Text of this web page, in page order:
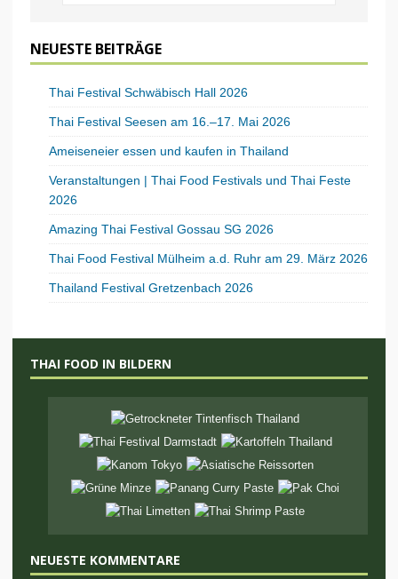
NEUESTE BEITRÄGE
Thai Festival Schwäbisch Hall 2026
Thai Festival Seesen am 16.–17. Mai 2026
Ameiseneier essen und kaufen in Thailand
Veranstaltungen | Thai Food Festivals und Thai Feste
2026
Amazing Thai Festival Gossau SG 2026
Thai Food Festival Mülheim a.d. Ruhr am 29. März 2026
Thailand Festival Gretzenbach 2026
THAI FOOD IN BILDERN
NEUESTE KOMMENTARE